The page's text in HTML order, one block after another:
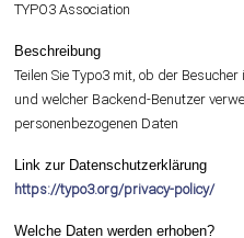
TYPO3 Association
Beschreibung
Teilen Sie Typo3 mit, ob der
und welcher Backend-Benutzer
personenbezogenen Daten
Link zur Datenschutzerklärung
https://typo3.org/privacy-policy/
Welche Daten werden erhoben?